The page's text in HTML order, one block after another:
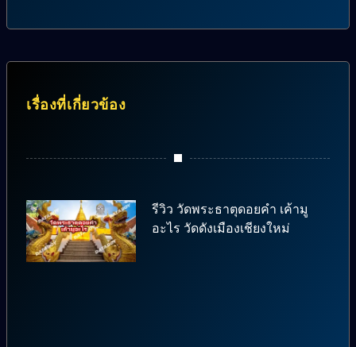
เรื่องที่เกี่ยวข้อง
รีวิว วัดพระธาตุดอยคำ เค้ามู
อะไร วัดดังเมืองเชียงใหม่